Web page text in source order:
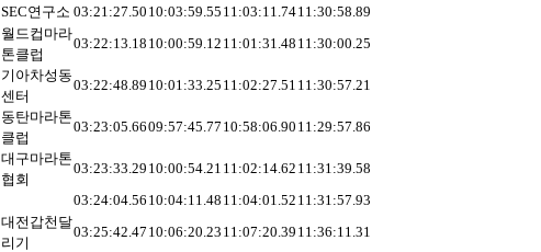
SEC연구소 03:21:27.50 10:03:59.55 11:03:11.7411:30:58.89
월드컵마라
톤클럽
03:22:13.18 10:00:59.12 11:01:31.48 11:30:00.25
기아차성동
센터
03:22:48.89 10:01:33.25 11:02:27.51 11:30:57.21
동탄마라톤
클럽
03:23:05.6609:57:45.77 10:58:06.90 11:29:57.86
대구마라톤
협회
03:23:33.29 10:00:54.21 11:02:14.62 11:31:39.58
03:24:04.56 10:04:11.48 11:04:01.52 11:31:57.93
대전갑천달
리기
03:25:42.47 10:06:20.23 11:07:20.39 11:36:11.31